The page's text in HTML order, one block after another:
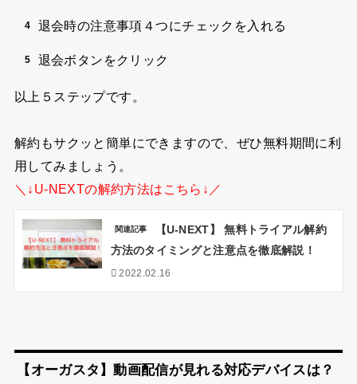
退会時の注意事項４つにチェックを入れる
退会ボタンをクリック
以上５ステップです。
解約もサクッと簡単にできますので、ぜひ無料期間に利
用してみましょう。
＼↓U-NEXTの解約方法はこちら↓／
関連記事
【U-NEXT】 無料トライアル解約
方法のタイミングと注意点を徹底解説！
2022.02.16
【オーガスタ】動画配信が見れる対応デバイスは？